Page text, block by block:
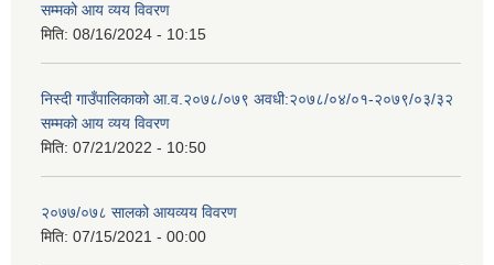
सम्मको आय व्यय विवरण
मिति: 08/16/2024 - 10:15
निस्दी गाउँपालिकाको आ.व.२०७८/०७९ अवधी:२०७८/०४/०१-२०७९/०३/३२
सम्मको आय व्यय विवरण
मिति: 07/21/2022 - 10:50
२०७७/०७८ सालको आयव्यय विवरण
मिति: 07/15/2021 - 00:00